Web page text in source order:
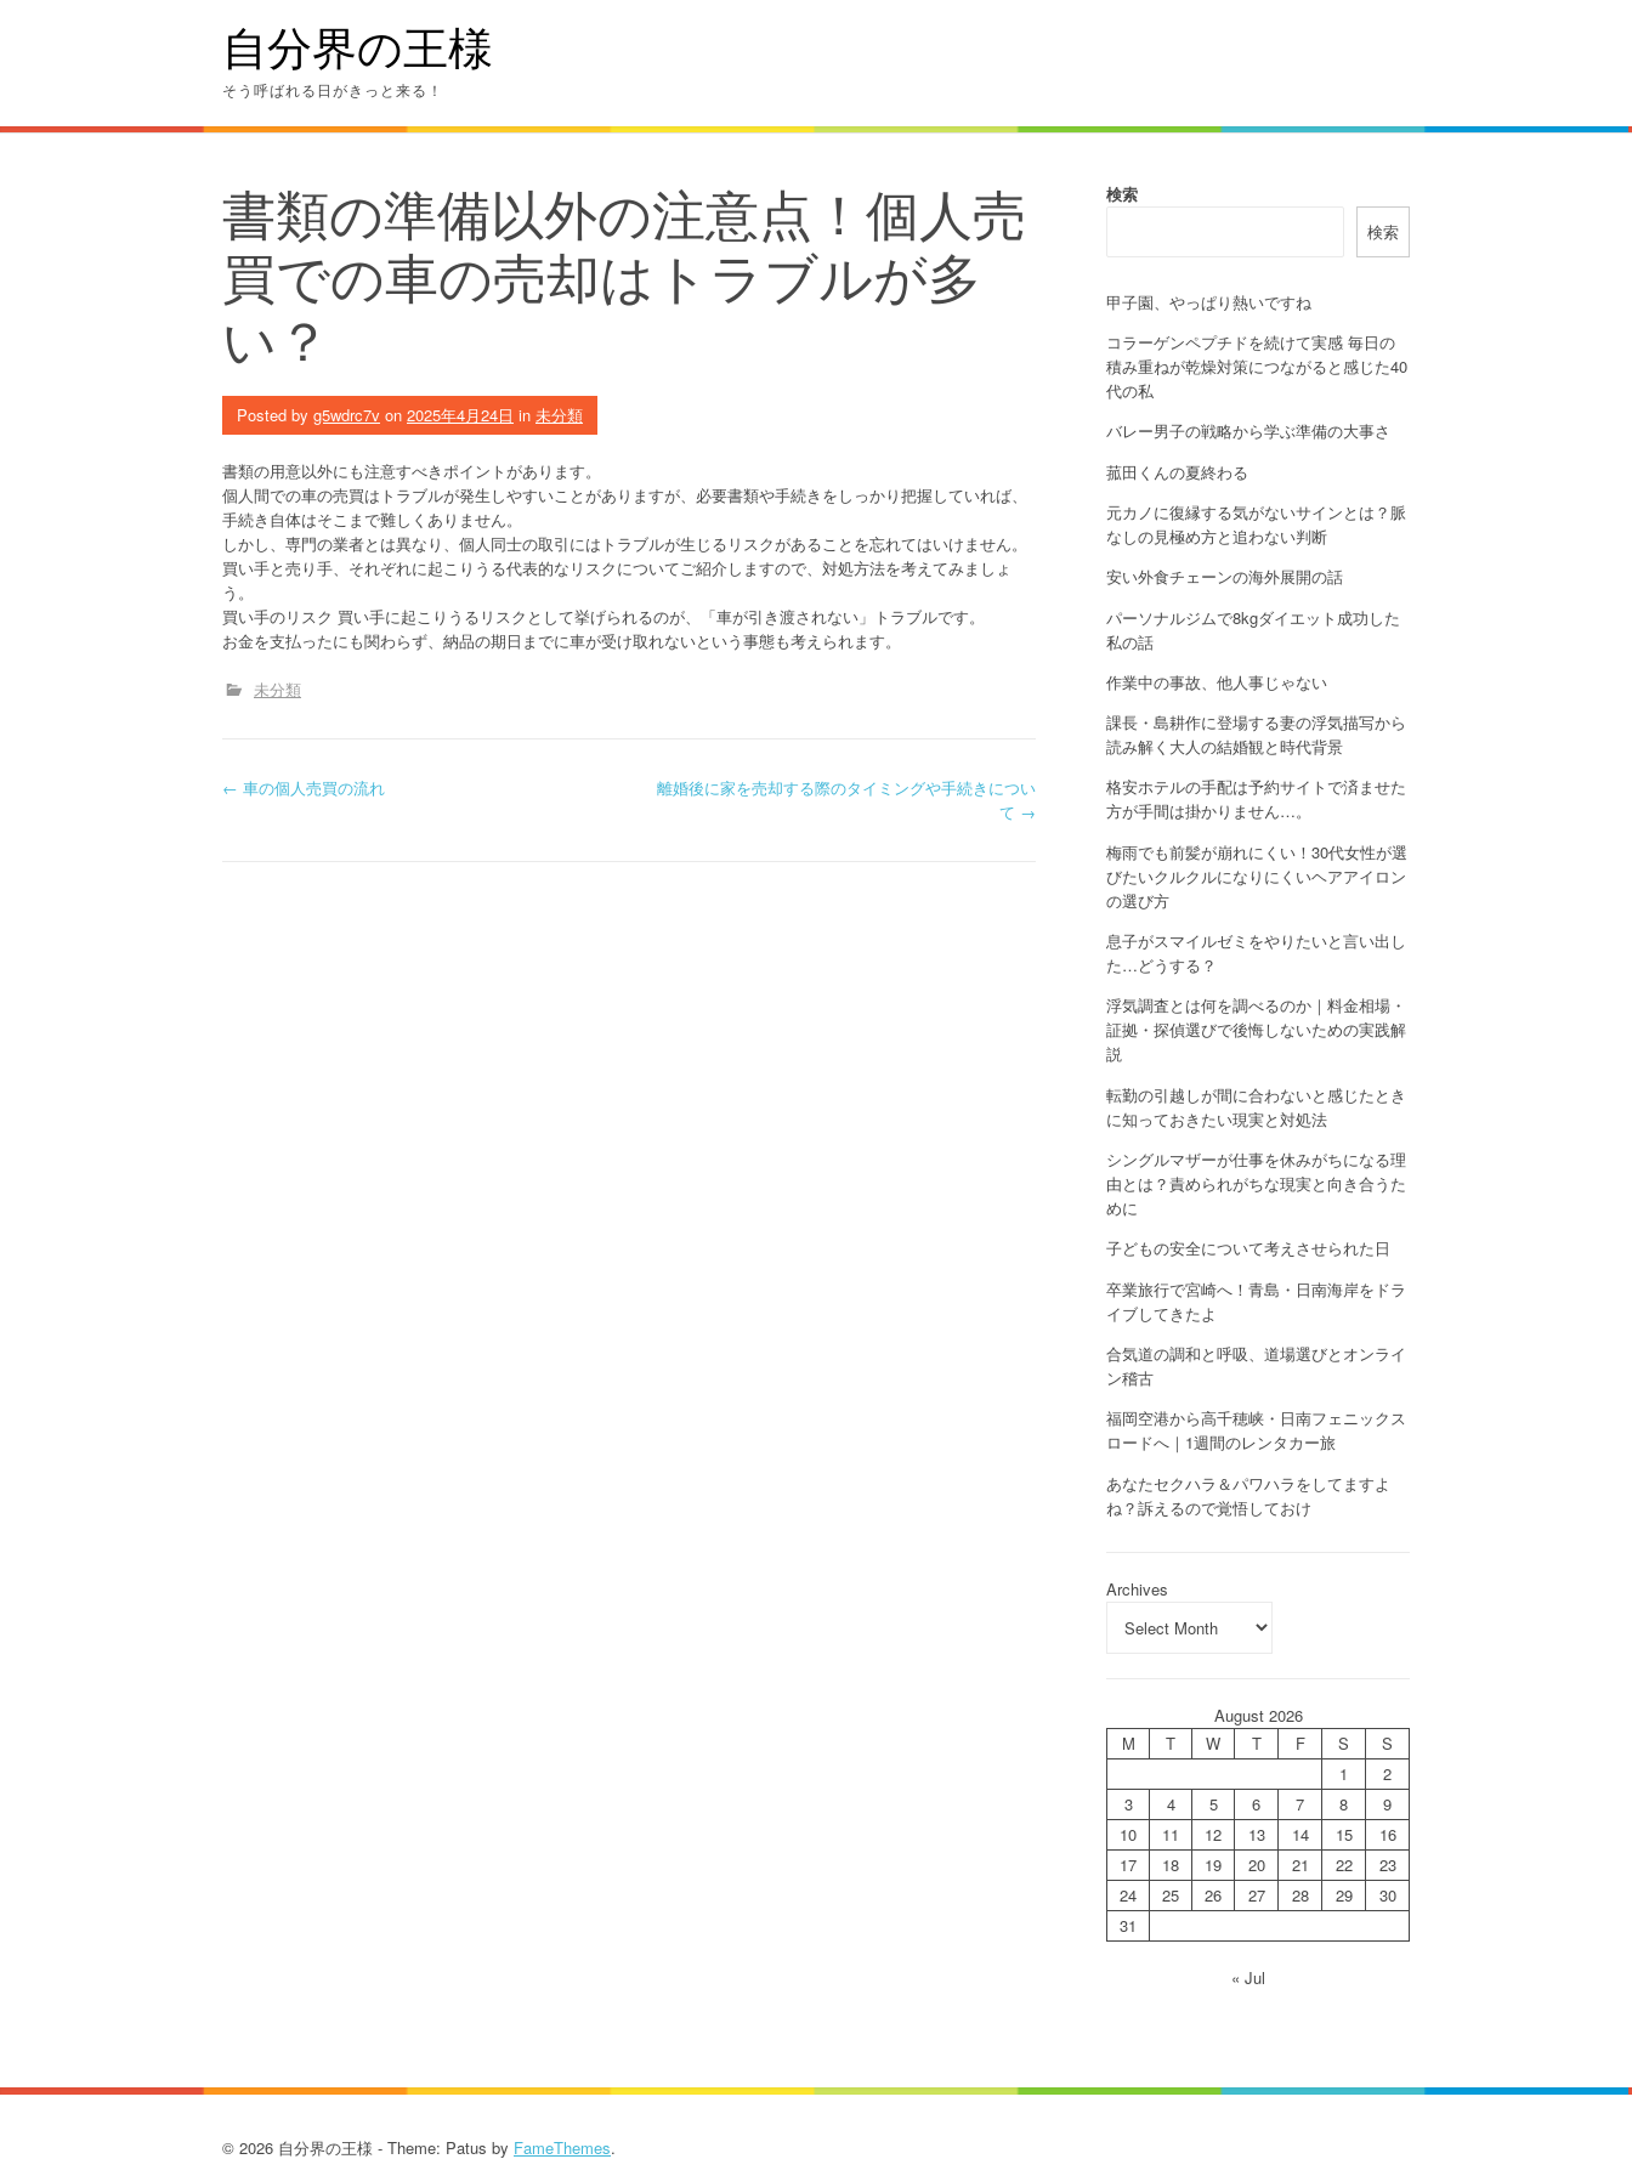
自分界の王様
そう呼ばれる日がきっと来る！
書類の準備以外の注意点！個人売
買での車の売却はトラブルが多
い？
Posted by g5wdrc7v on 2025年4月24日 in 未分類
書類の用意以外にも注意すべきポイントがあります。
個人間での車の売買はトラブルが発生しやすいことがありますが、必要書類や手続きをしっかり把握していれば、
手続き自体はそこまで難しくありません。
しかし、専門の業者とは異なり、個人同士の取引にはトラブルが生じるリスクがあることを忘れてはいけません。
買い手と売り手、それぞれに起こりうる代表的なリスクについてご紹介しますので、対処方法を考えてみましょ
う。
買い手のリスク 買い手に起こりうるリスクとして挙げられるのが、「車が引き渡されない」トラブルです。
お金を支払ったにも関わらず、納品の期日までに車が受け取れないという事態も考えられます。
未分類
P
← 車の個人売買の流れ
離婚後に家を売却する際のタイミングや手続きについ
て →
検索
検索
甲子園、やっぱり熱いですね
コラーゲンペプチドを続けて実感 毎日の
積み重ねが乾燥対策につながると感じた40
代の私
バレー男子の戦略から学ぶ準備の大事さ
菰田くんの夏終わる
元カノに復縁する気がないサインとは？脈
なしの見極め方と追わない判断
安い外食チェーンの海外展開の話
パーソナルジムで8kgダイエット成功した
私の話
作業中の事故、他人事じゃない
課長・島耕作に登場する妻の浮気描写から
読み解く大人の結婚観と時代背景
格安ホテルの手配は予約サイトで済ませた
方が手間は掛かりません…。
梅雨でも前髪が崩れにくい！30代女性が選
びたいクルクルになりにくいヘアアイロン
の選び方
息子がスマイルゼミをやりたいと言い出し
た…どうする？
浮気調査とは何を調べるのか｜料金相場・
証拠・探偵選びで後悔しないための実践解
説
転勤の引越しが間に合わないと感じたとき
に知っておきたい現実と対処法
シングルマザーが仕事を休みがちになる理
由とは？責められがちな現実と向き合うた
めに
子どもの安全について考えさせられた日
卒業旅行で宮崎へ！青島・日南海岸をドラ
イブしてきたよ
合気道の調和と呼吸、道場選びとオンライ
ン稽古
福岡空港から高千穂峡・日南フェニックス
ロードへ｜1週間のレンタカー旅
あなたセクハラ＆パワハラをしてますよ
ね？訴えるので覚悟しておけ
Archives
August 2026
M
T W T F S
S
1
2
3
4 5 6 7 8
9
10
11 12 13 14 15
16
17
18 19 20 21 22
23
24
25 26 27 28 29
30
31
« Jul
© 2026 自分界の王様 - Theme: Patus by FameThemes.